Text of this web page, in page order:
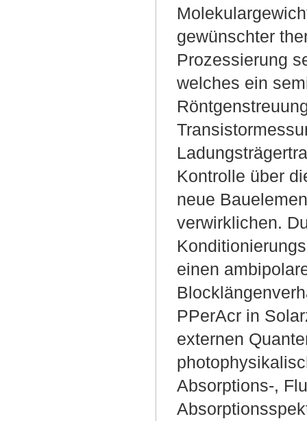
gewünschter
Prozessierung
welches ein
Kontrolle über
neue
verwirklichen.
einen
PPerAcr in
externen
Absorptions-,